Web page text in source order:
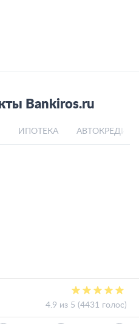
Bankiros.ru
ИПОТЕКА
4.9 из 5 (4431 голос)